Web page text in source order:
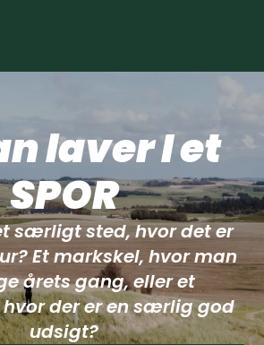
laver I et
SPOR
særligt sted, hvor det er
Et markskel, hvor man
årets gang, eller et
der er en særlig god
udsigt?